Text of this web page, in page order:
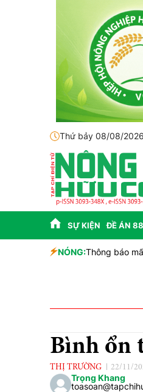
Thứ bảy 08/08/
SỰ KIỆN ĐỀ ÁN
NÓNG:Thông báo
Bình ổn
THỊ TRƯỜNG 22/11/
Trọng Khang